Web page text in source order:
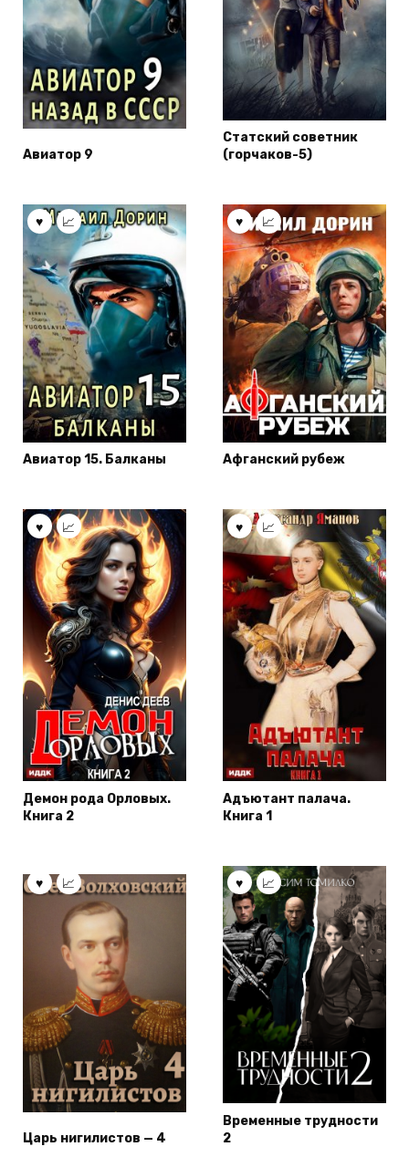
Авиатор 9
Статский советник
(горчаков-5)
Авиатор 15. Балканы Афганский рубеж
Демон рода Орловых.
Книга 2
Адъютант палача.
Книга 1
Царь нигилистов — 4
Временные трудности
2